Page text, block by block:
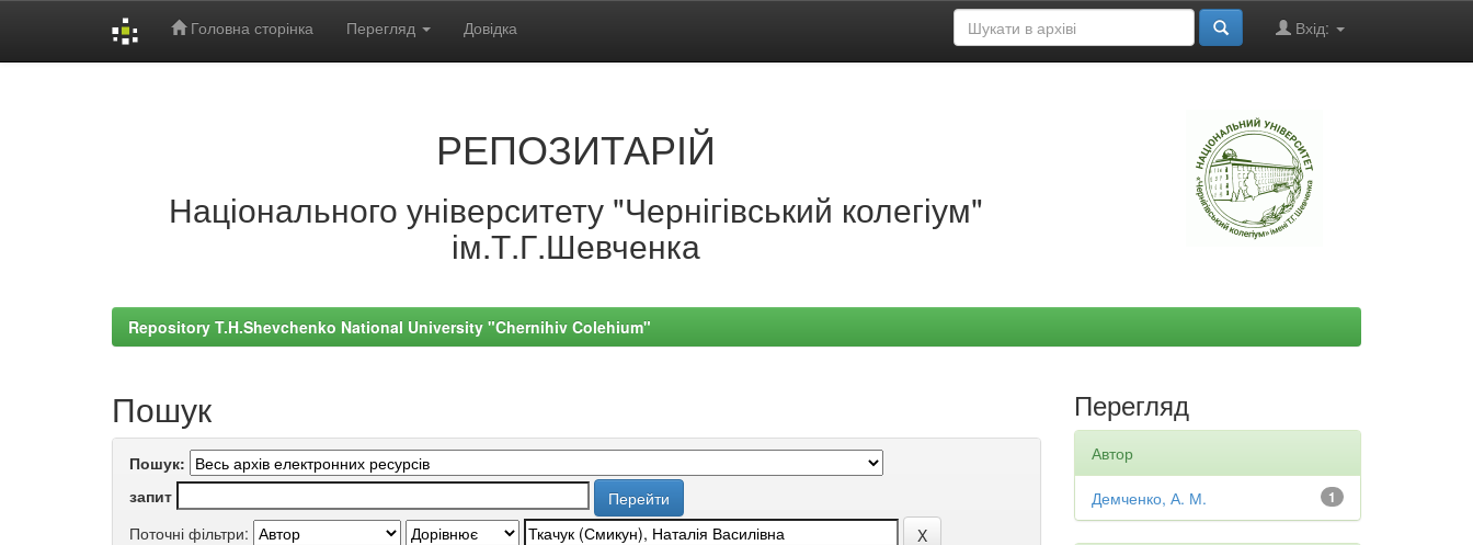
Головна сторінка Перегляд Довідка Вхід:
РЕПОЗИТАРІЙ
Національного університету "Чернігівський колегіум"
ім.Т.Г.Шевченка
Repository T.H.Shevchenko National University "Chernihiv Colehium"
Пошук
Пошук:
запит
Поточні фільтри:
Перегляд
Автор
1
Демченко, А. М.